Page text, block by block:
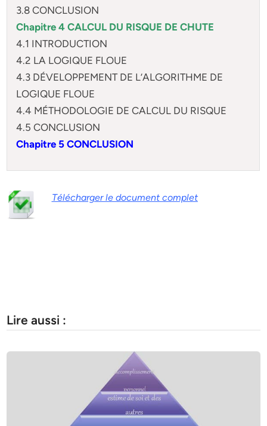
3.8 CONCLUSION
Chapitre 4 CALCUL DU RISQUE DE CHUTE
4.1 INTRODUCTION
4.2 LA LOGIQUE FLOUE
4.3 DÉVELOPPEMENT DE L’ALGORITHME DE
LOGIQUE FLOUE
4.4 MÉTHODOLOGIE DE CALCUL DU RISQUE
4.5 CONCLUSION
Chapitre 5 CONCLUSION
Télécharger le document complet
Lire aussi :